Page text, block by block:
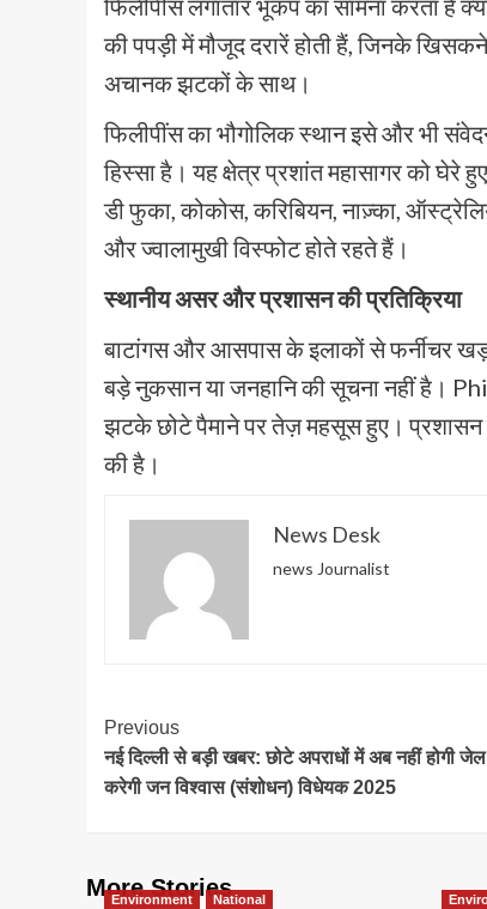
फिलीपींस लगातार भूकंप का सामना करता है
की पपड़ी में मौजूद दरारें होती हैं, जिनके
अचानक झटकों के साथ।
फिलीपींस का भौगोलिक स्थान इसे और भी
हिस्सा है। यह क्षेत्र प्रशांत महासागर को
डी फुका, कोकोस, करिबियन, नाज़्का,
और ज्वालामुखी विस्फोट होते रहते हैं।
स्थानीय असर और प्रशासन की प्रतिक्रिया
बाटांगस और आसपास के इलाकों से फर्नीचर
बड़े नुकसान या जनहानि की सूचना नहीं है।
झटके छोटे पैमाने पर तेज़ महसूस हुए।
की है।
News Desk
news Journalist
Post
Navigation
Previous
नई दिल्ली से बड़ी खबर: छोटे अपराधों में अब नहीं होगी
करेगी जन विश्वास (संशोधन) विधेयक 2025
More Stories
Environment National